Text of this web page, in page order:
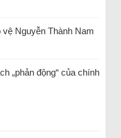
vệ Nguyễn Thành Nam
„phản động“ của chính